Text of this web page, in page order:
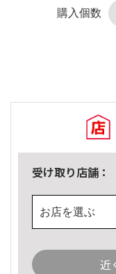
購入個数
受け取り店舗：
お店を選ぶ
近